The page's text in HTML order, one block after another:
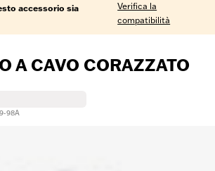
accessorio sia
Verifica la
compatibilità
A CAVO CORAZZATO
98A